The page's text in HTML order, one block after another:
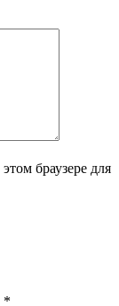
браузере для
*